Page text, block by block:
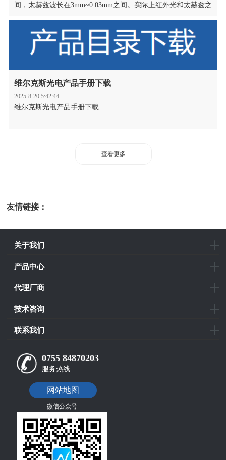
间，太赫兹波长在3mm~0.03mm之间。实际上红外光和太赫兹之
格，可以帮助初学者快速查询。
维尔克斯光电产品手册下载
2025-8-20 5:42:44
维尔克斯光电产品手册下载
查看更多
友情链接：
关于我们
产品中心
代理厂商
技术咨询
联系我们
0755 84870203
服务热线
网站地图
微信公众号